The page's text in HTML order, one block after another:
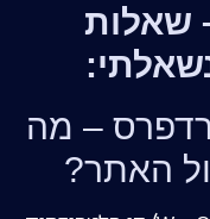
שאלות
– מה
האתר?